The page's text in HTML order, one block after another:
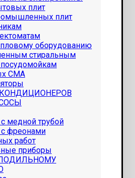
плит
плит
оборудованию
стиральным
СМА
медной трубой
фреонами
работ
приборы